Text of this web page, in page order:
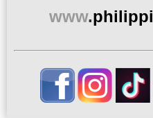
www.philippi